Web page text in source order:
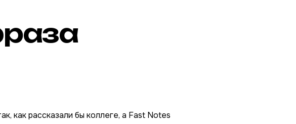
как рассказали бы коллеге, а Fast Notes